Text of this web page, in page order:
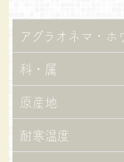
アグラオネマ・ホ
科・属
原産地
耐寒温度